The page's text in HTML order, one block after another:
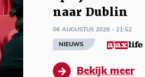
naar Dublin
06 AUGUSTUS 2026 - 21:52
NIEUWS
Bekijk meer